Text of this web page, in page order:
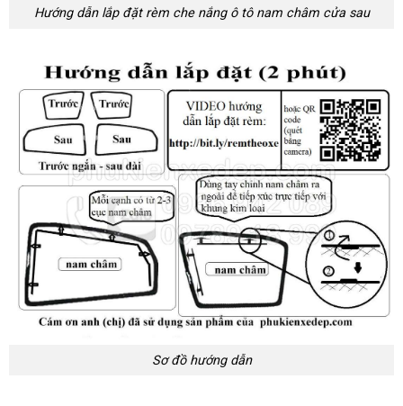
Hướng dẫn lắp đặt rèm che nắng ô tô nam châm cửa sau
Sơ đồ hướng dẫn